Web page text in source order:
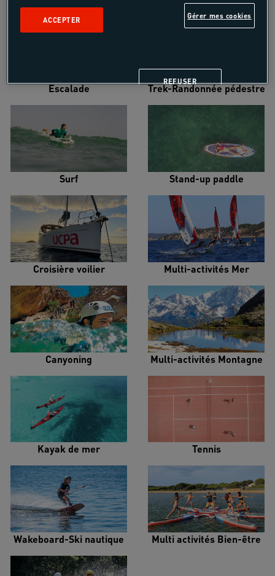
Escalade Trek-Randonnée pédestre
Surf Stand-up paddle
Croisière voilier Multi-activités Mer
Canyoning Multi-activités Montagne
Kayak de mer Tennis
Wakeboard-Ski nautique Multi activités Bien-être
Gérer mes cookies
REFUSER
ACCEPTER